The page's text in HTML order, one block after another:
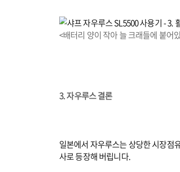
<배터리 양이 작아 늘 크래들에 붙어
3. 자우루스 결론
일본에서 자우루스는 상당한 시장점
사로 등장해 버립니다.